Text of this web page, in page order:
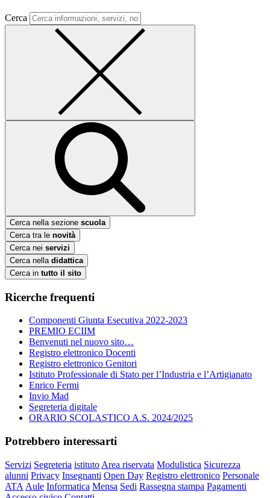
Cerca
Cerca nella sezione scuola
Cerca tra le novità
Cerca nei servizi
Cerca nella didattica
Cerca in tutto il sito
Ricerche frequenti
Componenti Giunta Esecutiva 2022-2023
PREMIO ECIIM
Benvenuti nel nuovo sito…
Registro elettronico Docenti
Registro elettronico Genitori
Istituto Professionale di Stato per l’Industria e l’Artigianato
Enrico Fermi
Invio Mad
Segreteria digitale
ORARIO SCOLASTICO A.S. 2024/2025
Potrebbero interessarti
Servizi Segreteria istituto Area riservata Modulistica Sicurezza
alunni Privacy Insegnanti Open Day Registro elettronico Personale
ATA Aule Informatica Mensa Sedi Rassegna stampa Pagamenti